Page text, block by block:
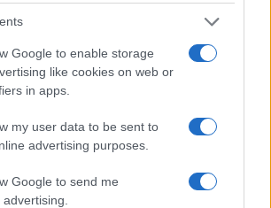
Google to enable storage
like cookies on web or
in apps.
my user data to be sent to
advertising purposes.
Google to send me
MEGOSZTÁS